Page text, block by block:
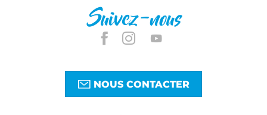
Suivez-nous
NOUS CONTACTER